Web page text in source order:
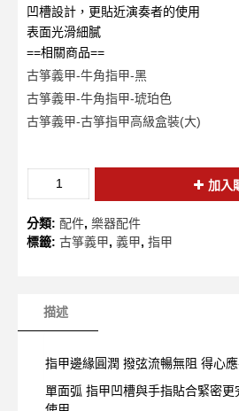
凹槽設計，更貼近演奏者的使用
表面光滑細膩
==相關商品==
古箏義甲-牛角指甲-黑
古箏義甲-牛角指甲-琥珀色
古箏義甲-古箏指甲高級盒裝(大)
加入
分類: 配件, 樂器配件
標籤: 古箏義甲, 義甲, 指甲
描述
指甲邊緣圓潤 撥弦流暢無阻 得心
單面弧 指甲凹槽與手指貼合緊密更